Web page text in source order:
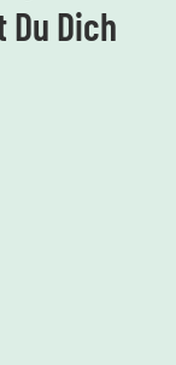
Dich